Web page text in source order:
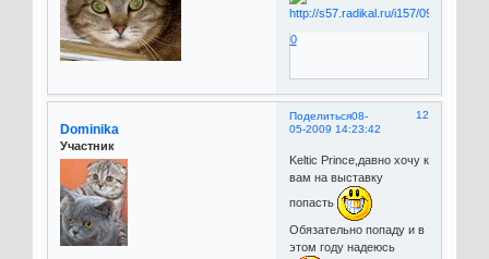
0
Поделиться 12
08-
05-2009 14:23:42
Dominika
Участник
Keltic Prince,давно хочу к
вам на выставку
попасть
Обязательно попаду и в
этом году надеюсь